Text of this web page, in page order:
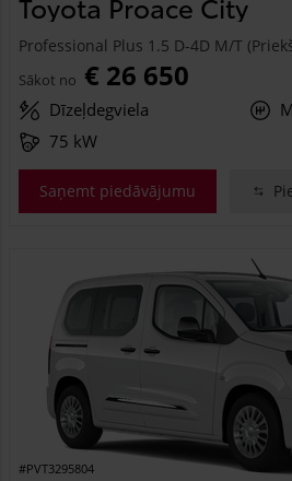
Professional Plus 1.5 D-4D M/T
Sākot no € 26 650
Dīzeļdegviela
75 kW
Saņemt piedāvājumu
#PVT3295804